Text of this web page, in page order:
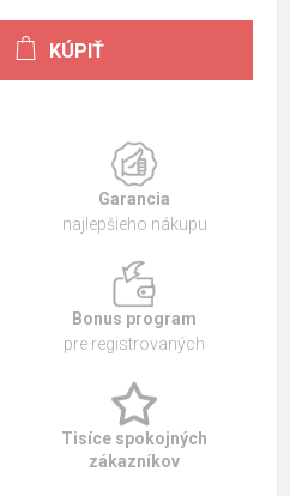
KÚPIŤ
Garancia
najlepšieho nákupu
Bonus program
pre registrovaných
Tisíce spokojných
zákazníkov